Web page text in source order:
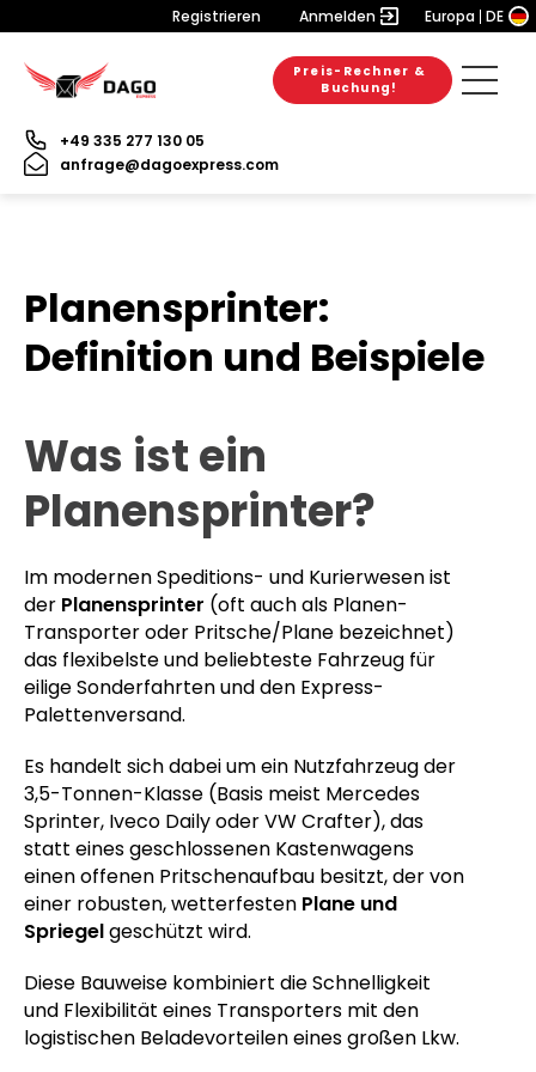
Registrieren Anmelden Europa DE
Preis-Rechner &
Buchung!
+49 335 277 130 05
anfrage@dagoexpress.com
Planensprinter:
Definition und Beispiele
Was ist ein
Planensprinter?
Im modernen Speditions- und Kurierwesen ist
der Planensprinter (oft auch als Planen-
Transporter oder Pritsche/Plane bezeichnet)
das flexibelste und beliebteste Fahrzeug für
eilige Sonderfahrten und den Express-
Palettenversand.
Es handelt sich dabei um ein Nutzfahrzeug der
3,5-Tonnen-Klasse (Basis meist Mercedes
Sprinter, Iveco Daily oder VW Crafter), das
statt eines geschlossenen Kastenwagens
einen offenen Pritschenaufbau besitzt, der von
einer robusten, wetterfesten Plane und
Spriegelgeschützt wird.
Diese Bauweise kombiniert die Schnelligkeit
und Flexibilität eines Transporters mit den
logistischen Beladevorteilen eines großen Lkw.